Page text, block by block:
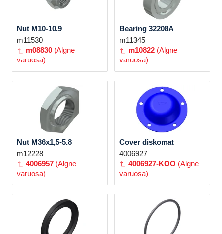
Nut M10-10.9
m11530
m08830 (Algne
varuosa)
Bearing 32208A
m11345
m10822 (Algne
varuosa)
Nut M36x1,5-5.8
m12228
4006957 (Algne
varuosa)
Cover diskomat
4006927
4006927-KOO (Algne
varuosa)